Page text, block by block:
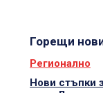
Горещи
Регионално
Нови стъпки